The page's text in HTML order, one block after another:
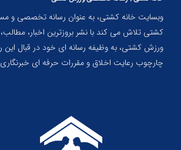
وبسایت خانه کشتی، به عنوان رسانه تخصصی و
کشتی تلاش می کند با نشر بروزترین اخبار، مطالب،
ورزش کشتی، به وظیفه رسانه ای خود در قبال این
چارچوب رعایت اخلاق و مقررات حرفه ای